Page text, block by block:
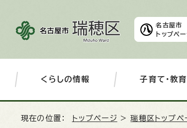
名古屋市
トップペ
くらしの情報 子育て・教育
現在の位置： トップページ >瑞穂区トップペ